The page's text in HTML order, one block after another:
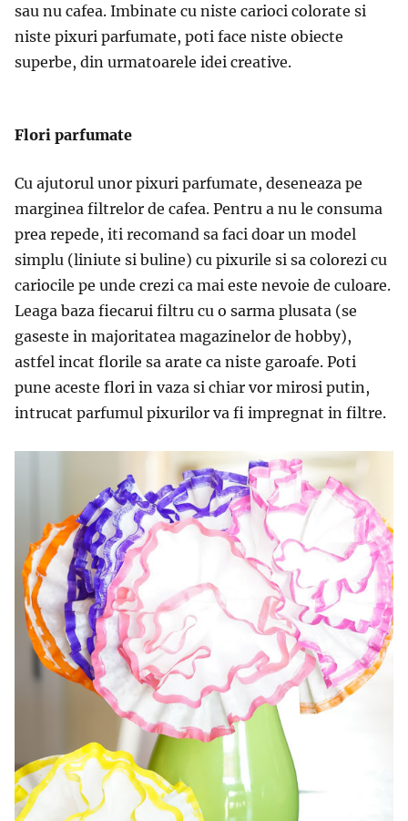
sau nu cafea. Imbinate cu niste carioci colorate si
niste pixuri parfumate, poti face niste obiecte
superbe, din urmatoarele idei creative.
Flori parfumate
Cu ajutorul unor pixuri parfumate, deseneaza pe
marginea filtrelor de cafea. Pentru a nu le consuma
prea repede, iti recomand sa faci doar un model
simplu (liniute si buline) cu pixurile si sa colorezi cu
cariocile pe unde crezi ca mai este nevoie de culoare.
Leaga baza fiecarui filtru cu o sarma plusata (se
gaseste in majoritatea magazinelor de hobby),
astfel incat florile sa arate ca niste garoafe. Poti
pune aceste flori in vaza si chiar vor mirosi putin,
intrucat parfumul pixurilor va fi impregnat in filtre.